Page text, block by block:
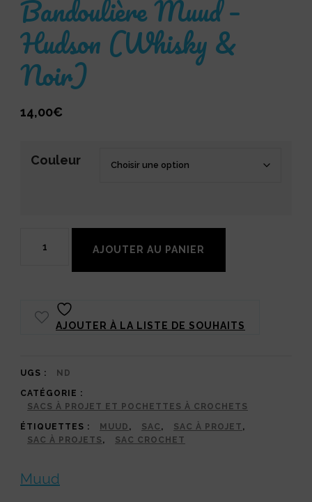
Bandoulière Muud –
Hudson (Whisky &
Noir)
14,00€
Couleur
Muud
(Whisky
&
Noir)
AJOUTER AU PANIER
AJOUTER À LA LISTE DE SOUHAITS
UGS : ND
CATÉGORIE :
SACS À PROJET ET POCHETTES À CROCHETS
ÉTIQUETTES : MUUD , SAC , SAC À PROJET ,
SAC À PROJETS , SAC CROCHET
Muud